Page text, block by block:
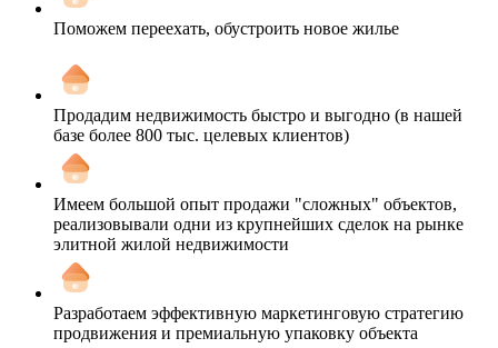
Поможем переехать, обустроить новое жилье
Продадим недвижимость быстро и выгодно (в нашей
базе более 800 тыс. целевых клиентов)
Имеем большой опыт продажи "сложных" объектов,
реализовывали одни из крупнейших сделок на рынке
элитной жилой недвижимости
Разработаем эффективную маркетинговую стратегию
продвижения и премиальную упаковку объекта